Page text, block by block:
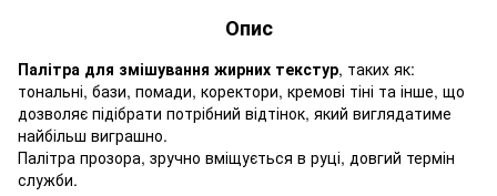
Опис
Палітра для змішування жирних текстур, таких як:
тональні, бази, помади, коректори, кремові тіні та інше, що
дозволяє підібрати потрібний відтінок, який виглядатиме
найбільш виграшно.
Палітра прозора, зручно вміщується в руці, довгий термін
служби.